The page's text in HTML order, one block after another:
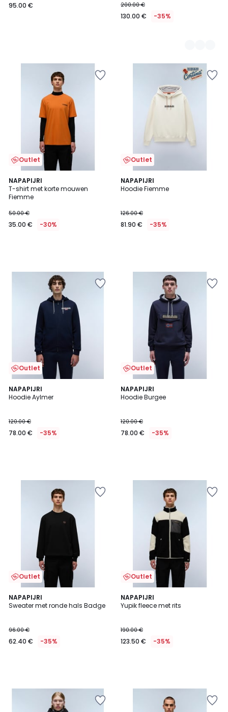
95.00 €
200.00 €
130.00 € -35%
Outlet
NAPAPIJRI
T-shirt met korte mouwen
Fiemme
50.00 €
35.00 € -30%
Outlet
NAPAPIJRI
Hoodie Fiemme
126.00 €
81.90 € -35%
Outlet
NAPAPIJRI
Hoodie Aylmer
120.00 €
78.00 € -35%
Outlet
NAPAPIJRI
Hoodie Burgee
120.00 €
78.00 € -35%
Outlet
NAPAPIJRI
Sweater met ronde hals Badge
96.00 €
62.40 € -35%
Outlet
NAPAPIJRI
Yupik fleece met rits
190.00 €
123.50 € -35%